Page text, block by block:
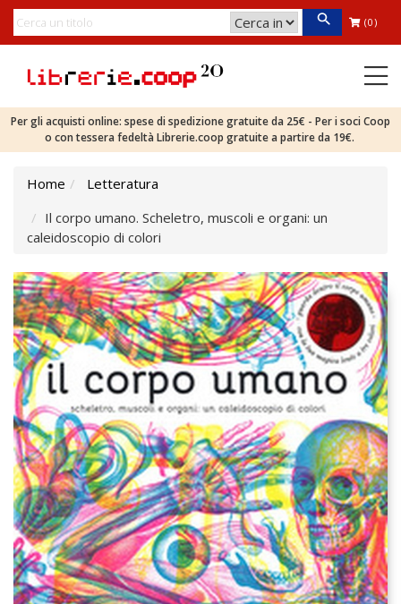
(0)
Per gli acquisti online: spese di spedizione gratuite da 25€ - Per i soci Coop
o con tessera fedeltà Librerie.coop gratuite a partire da 19€.
Home
Letteratura
Il corpo umano. Scheletro, muscoli e organi: un
caleidoscopio di colori